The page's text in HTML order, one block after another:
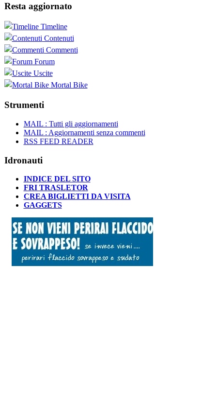
Resta aggiornato
Timeline
Contenuti
Commenti
Forum
Uscite
Mortal Bike
Strumenti
MAIL : Tutti gli aggiornamenti
MAIL : Aggiornamenti senza commenti
RSS FEED READER
Idronauti
INDICE DEL SITO
FRI TRASLETOR
CREA BIGLIETTI DA VISITA
GAGGETS